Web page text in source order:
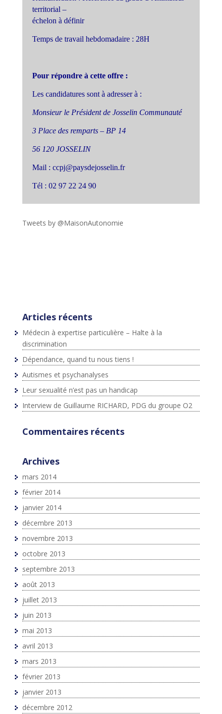
territorial –
échelon à définir
Temps de travail hebdomadaire : 28H
Pour répondre à cette offre :
Les candidatures sont à adresser à :
Monsieur le Président de Josselin Communauté
3 Place des remparts – BP 14
56 120 JOSSELIN
Mail : ccpj@paysdejosselin.fr
Tél : 02 97 22 24 90
Tweets by @MaisonAutonomie
Articles récents
Médecin à expertise particulière – Halte à la
discrimination
Dépendance, quand tu nous tiens !
Autismes et psychanalyses
Leur sexualité n’est pas un handicap
Interview de Guillaume RICHARD, PDG du groupe O2
Commentaires récents
Archives
mars 2014
février 2014
janvier 2014
décembre 2013
novembre 2013
octobre 2013
septembre 2013
août 2013
juillet 2013
juin 2013
mai 2013
avril 2013
mars 2013
février 2013
janvier 2013
décembre 2012